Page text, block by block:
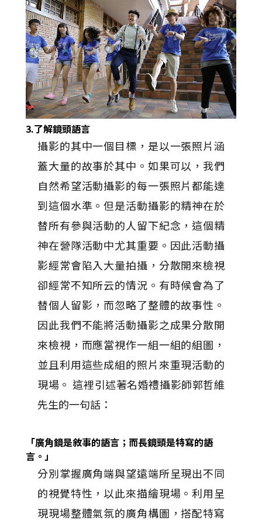
3.了解鏡頭語言
攝影的其中一個目標，是以一張照片涵
蓋大量的故事於其中。如果可以，我們
自然希望活動攝影的每一張照片都能達
到這個水準。但是活動攝影的精神在於
替所有參與活動的人留下紀念，這個精
神在營隊活動中尤其重要。因此活動攝
影經常會陷入大量拍攝，分散開來檢視
卻經常不知所云的情況。有時候會為了
替個人留影，而忽略了整體的故事性。
因此我們不能將活動攝影之成果分散開
來檢視，而應當視作一組一組的組圖，
並且利用這些成組的照片來重現活動的
現場。 這裡引述著名婚禮攝影師郭哲維
先生的一句話：
「廣角鏡是敘事的語言；而長鏡頭是特寫的語
言。」
分別掌握廣角端與望遠端所呈現出不同
的視覺特性，以此來描繪現場。利用呈
現現場整體氣氛的廣角構圖，搭配特寫